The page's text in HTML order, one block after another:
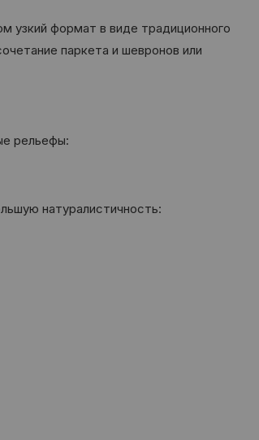
узкий формат в виде традиционного
паркета и шевронов или
рельефы:
натуралистичность: